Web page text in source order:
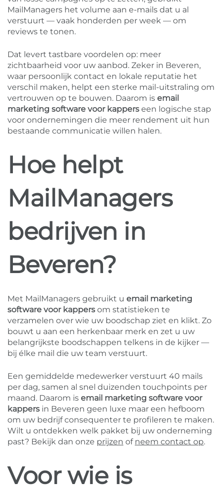
MailManagers het volume aan e-mails dat u al
verstuurt — vaak honderden per week — om
reviews te tonen.
Dat levert tastbare voordelen op: meer
zichtbaarheid voor uw aanbod. Zeker in Beveren,
waar persoonlijk contact en lokale reputatie het
verschil maken, helpt een sterke mail-uitstraling om
vertrouwen op te bouwen. Daarom is email
marketing software voor kappers een logische stap
voor ondernemingen die meer rendement uit hun
bestaande communicatie willen halen.
Hoe helpt
MailManagers
bedrijven in
Beveren?
Met MailManagers gebruikt u email marketing
software voor kappers om statistieken te
verzamelen over wie uw boodschap ziet en klikt. Zo
bouwt u aan een herkenbaar merk en zet u uw
belangrijkste boodschappen telkens in de kijker —
bij élke mail die uw team verstuurt.
Een gemiddelde medewerker verstuurt 40 mails
per dag, samen al snel duizenden touchpoints per
maand. Daarom is email marketing software voor
kappers in Beveren geen luxe maar een hefboom
om uw bedrijf consequenter te profileren te maken.
Wilt u ontdekken welk pakket bij uw onderneming
past? Bekijk dan onze prijzen of neem contact op.
Voor wie is